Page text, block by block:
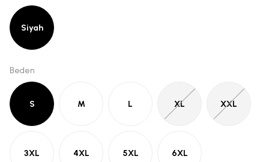
Siyah
Beden
S M L XL XXL
3XL 4XL 5XL 6XL